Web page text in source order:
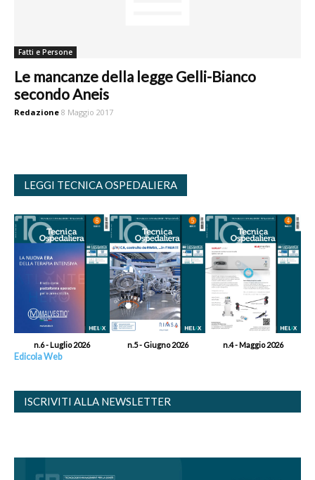
Fatti e Persone
Le mancanze della legge Gelli-Bianco
secondo Aneis
Redazione 8 Maggio 2017
LEGGI TECNICA OSPEDALIERA
n.6 - Luglio 2026 n.5 - Giugno 2026 n.4 - Maggio 2026
Edicola Web
ISCRIVITI ALLA NEWSLETTER